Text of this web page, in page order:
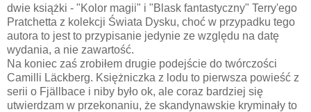
dwie książki - "Kolor magii" i "Blask fantastyczny" Terry'ego
Pratchetta z kolekcji Świata Dysku, choć w przypadku tego
autora to jest to przypisanie jedynie ze względu na datę
wydania, a nie zawartość.
Na koniec zaś zrobiłem drugie podejście do twórczości
Camilli Läckberg. Księżniczka z lodu to pierwsza powieść z
serii o Fjällbace i niby było ok, ale coraz bardziej się
utwierdzam w przekonaniu, że skandynawskie kryminały to